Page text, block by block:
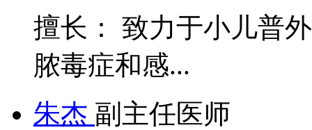
擅长： 致力于小儿普
脓毒症和感...
朱杰 副主任医师